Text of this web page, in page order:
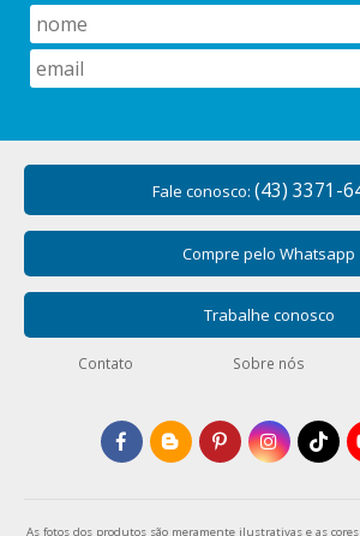
Fale conosco: (43) 3371-
Compre pelo Whatsapp
Trabalhe conosco
Contato Sobre nós
As fotos dos produtos são meramente ilustrativas e as